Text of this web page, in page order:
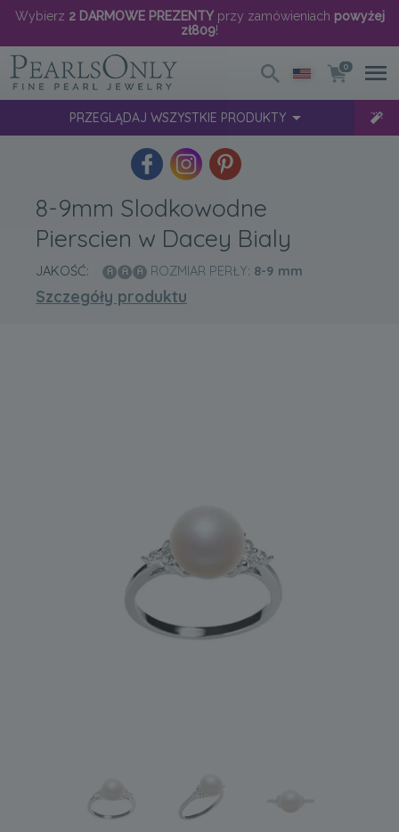
Wybierz 2 DARMOWE PREZENTYprzy zamówieniach powyżej
zł809!
0
PRZEGLĄDAJ WSZYSTKIE PRODUKTY
8-9mm Slodkowodne
Pierscien w Dacey Bialy
JAKOŚĆ: ROZMIAR PERŁY: 8-9 mm
Szczegóły produktu